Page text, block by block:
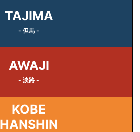
TAJIMA
- 但馬 -
AWAJI
- 淡路 -
KOBE
HANSHIN